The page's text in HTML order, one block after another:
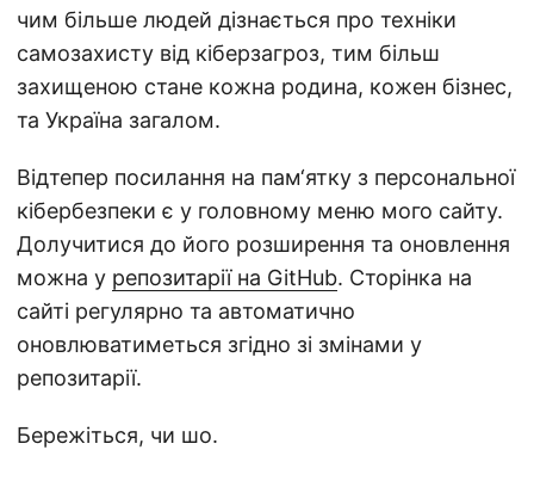
чим більше людей дізнається про техніки
самозахисту від кіберзагроз, тим більш
захищеною стане кожна родина, кожен бізнес,
та Україна загалом.
Відтепер посилання на пам‘ятку з персональної
кібербезпеки є у головному меню мого сайту.
Долучитися до його розширення та оновлення
можна у репозитарії на GitHub. Сторінка на
сайті регулярно та автоматично
оновлюватиметься згідно зі змінами у
репозитарії.
Бережіться, чи шо.